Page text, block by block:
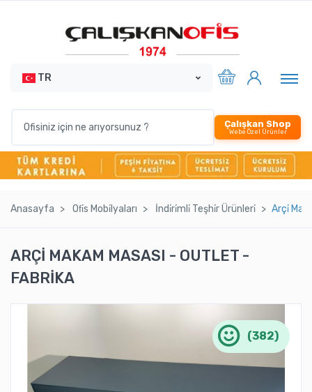
TR
Çalışkan Shop
Webe Özel Ürünler
Anasayfa Ofi̇s Mobi̇lyaları İndi̇ri̇mli̇ Teşhi̇r Ürünleri̇ Arçi̇
ARÇİ MAKAM MASASI - OUTLET -
FABRİKA
(382)